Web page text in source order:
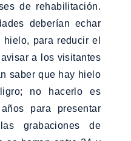
de rehabilitación.
deberían echar
para reducir el
a los visitantes
saber que hay hielo
no hacerlo es
para presentar
grabaciones de